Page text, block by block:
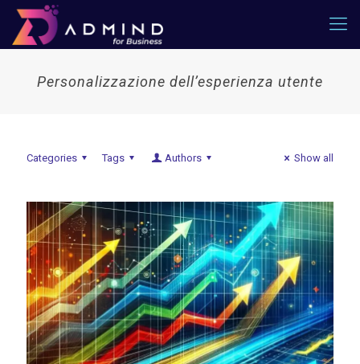
Personalizzazione dell’esperienza utente
Categories Tags Authors Show all